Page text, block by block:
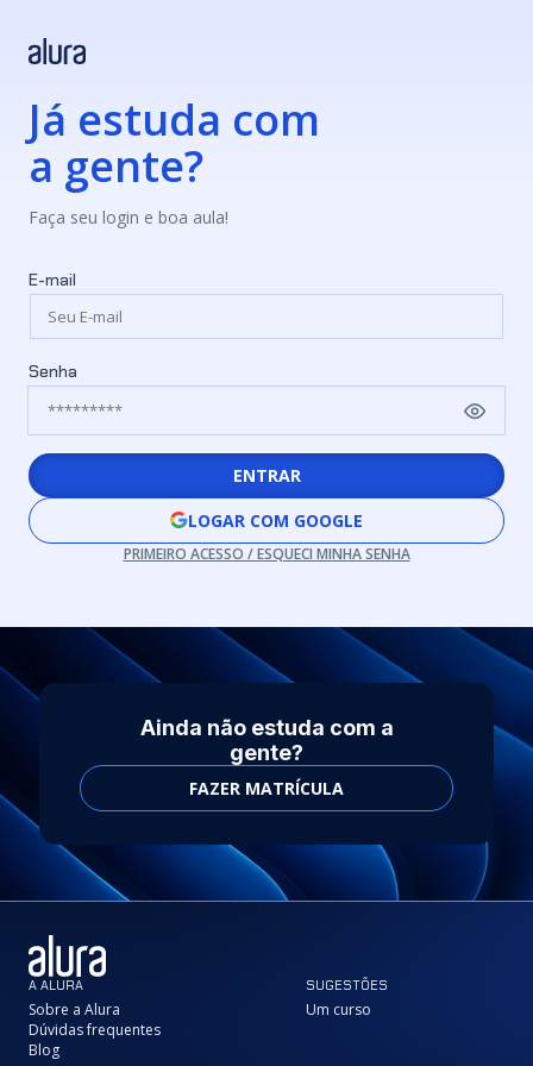
Já estuda com
a gente?
Faça seu login e boa aula!
E-mail
Senha
ENTRAR
LOGAR COM GOOGLE
PRIMEIRO ACESSO / ESQUECI MINHA SENHA
Ainda não estuda com a
gente?
FAZER MATRÍCULA
A ALURA
Sobre a Alura
Dúvidas frequentes
Blog
SUGESTÕES
Um curso